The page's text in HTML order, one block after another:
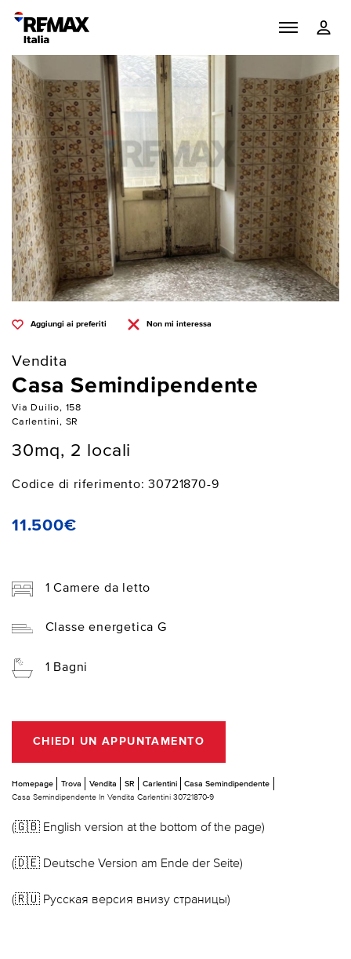
Aggiungi ai preferiti Non mi interessa
Vendita
Casa Semindipendente
Via Duilio, 158
Carlentini, SR
30mq, 2 locali
Codice di riferimento: 30721870-9
11.500€
1 Camere da letto
Classe energetica G
1 Bagni
CHIEDI UN APPUNTAMENTO
Homepage Trova Vendita SR Carlentini
Casa Semindipendente
Casa Semindipendente In Vendita Carlentini 30721870-9
(🇬🇧 English version at the bottom of the page)
(🇩🇪 Deutsche Version am Ende der Seite)
(🇷🇺 Русская версия внизу страницы)